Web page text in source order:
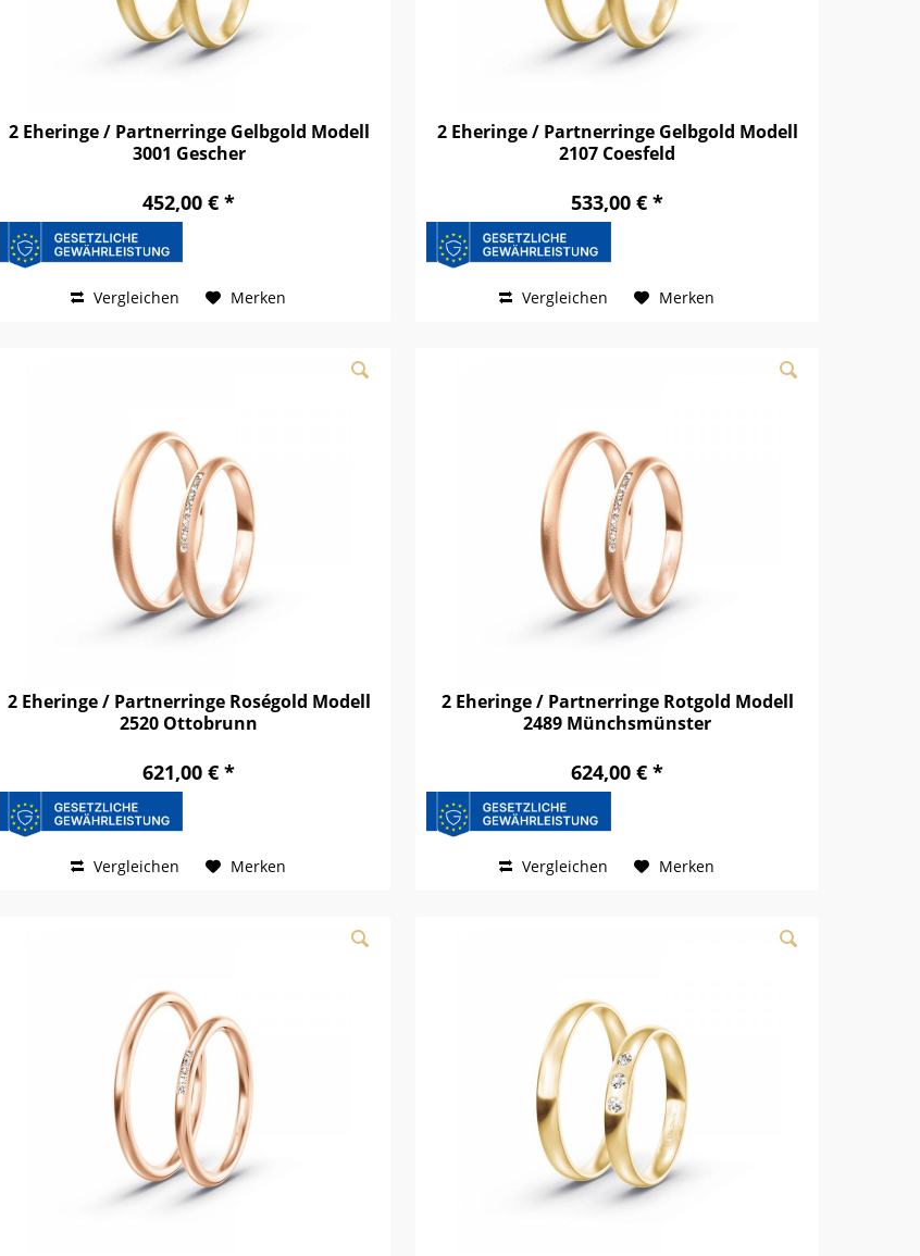
2 Eheringe / Partnerringe Gelbgold Modell
3001 Gescher
452,00 € *
Vergleichen Merken
2 Eheringe / Partnerringe Gelbgold Modell
2107 Coesfeld
533,00 € *
Vergleichen Merken
2 Eheringe / Partnerringe Roségold Modell
2520 Ottobrunn
621,00 € *
Vergleichen Merken
2 Eheringe / Partnerringe Rotgold Modell
2489 Münchsmünster
624,00 € *
Vergleichen Merken